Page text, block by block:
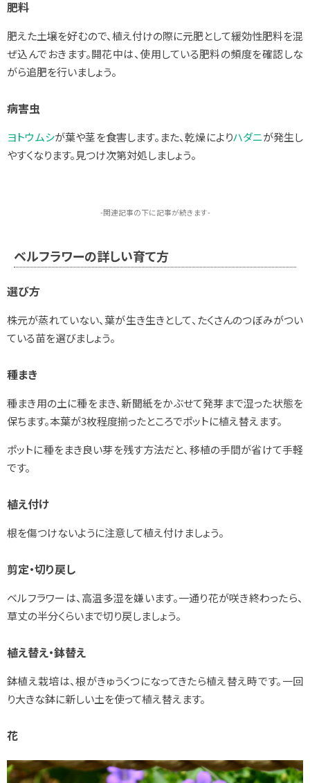
肥料
肥えた土壌を好むので、植え付けの際に元肥として緩効性肥料を混
ぜ込んでおきます。開花中は、使用している肥料の頻度を確認しな
がら追肥を行いましょう。
病害虫
ヨトウムシが葉や茎を食害します。また、乾燥によりハダニが発生し
やすくなります。見つけ次第対処しましょう。
-関連記事の下に記事が続きます-
ベルフラワーの詳しい育て方
選び方
株元が蒸れていない、葉が生き生きとして、たくさんのつぼみがつい
ている苗を選びましょう。
種まき
種まき用の土に種をまき、新聞紙をかぶせて発芽まで湿った状態を
保ちます。本葉が3枚程度揃ったところでポットに植え替えます。
ポットに種をまき良い芽を残す方法だと、移植の手間が省けて手軽
です。
植え付け
根を傷つけないように注意して植え付けましょう。
剪定・切り戻し
ベルフラワーは、高温多湿を嫌います。一通り花が咲き終わったら、
草丈の半分くらいまで切り戻しましょう。
植え替え・鉢替え
鉢植え栽培は、根がきゅうくつになってきたら植え替え時です。一回
り大きな鉢に新しい土を使って植え替えます。
花